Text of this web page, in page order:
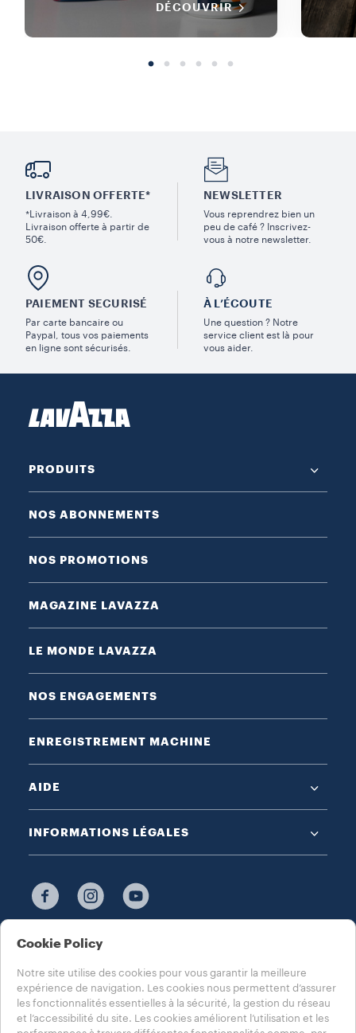
DÉCOUVRIR
LIVRAISON OFFERTE*
*Livraison à 4,99€.
Livraison offerte à partir de
50€.
NEWSLETTER
Vous reprendrez bien un
peu de café ? Inscrivez-
vous à notre newsletter.
PAIEMENT SECURISÉ
Par carte bancaire ou
Paypal, tous vos paiements
en ligne sont sécurisés.
À L’ÉCOUTE
Une question ? Notre
service client est là pour
vous aider.
PRODUITS
NOS ABONNEMENTS
NOS PROMOTIONS
MAGAZINE LAVAZZA
LE MONDE LAVAZZA
NOS ENGAGEMENTS
ENREGISTREMENT MACHINE
AIDE
INFORMATIONS LÉGALES
CHOISISSEZ VOTRE PAYS
FRANCE
Cookie Policy
Notre site utilise des cookies pour vous garantir la meilleure
expérience de navigation. Les cookies nous permettent d’assurer
les fonctionnalités essentielles à la sécurité, la gestion du réseau
et l’accessibilité du site. Les cookies améliorent l’utilisation et les